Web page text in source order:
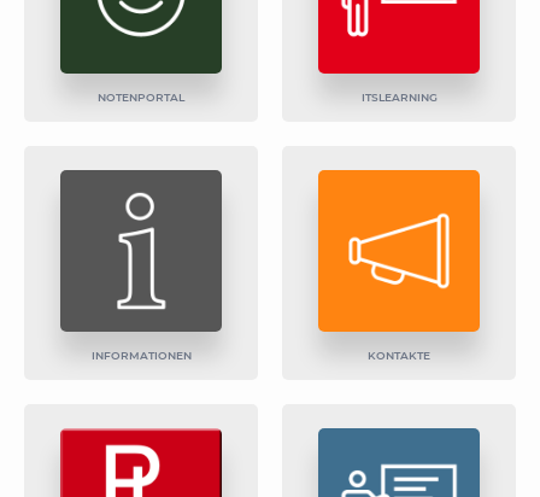
NOTENPORTAL ITSLEARNING
INFORMATIONEN KONTAKTE